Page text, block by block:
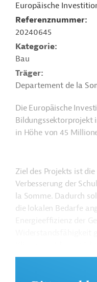
Europäische
Referenznummer
20240645
Kategorie
Bau
Träger
Departement de la
Die Europäische
Bildungssektorprojekt
in Höhe von 45
Ziel des Projekts ist
Verbesserung der
la Somme. Dadurch
die lokalen Bedarfe
Energieeffizienz der